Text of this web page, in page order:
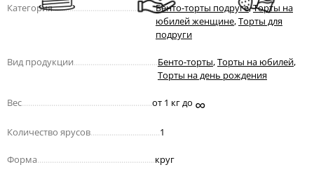
Категория.................................................Бенто-торты подруге,Торты на
юбилей женщине,Торты для
подруги
Вид продукции Бенто-торты,Торты на юбилей,
Торты на день рождения
Вес от 1 кг до ∞
Количество ярусов 1
Форма круг